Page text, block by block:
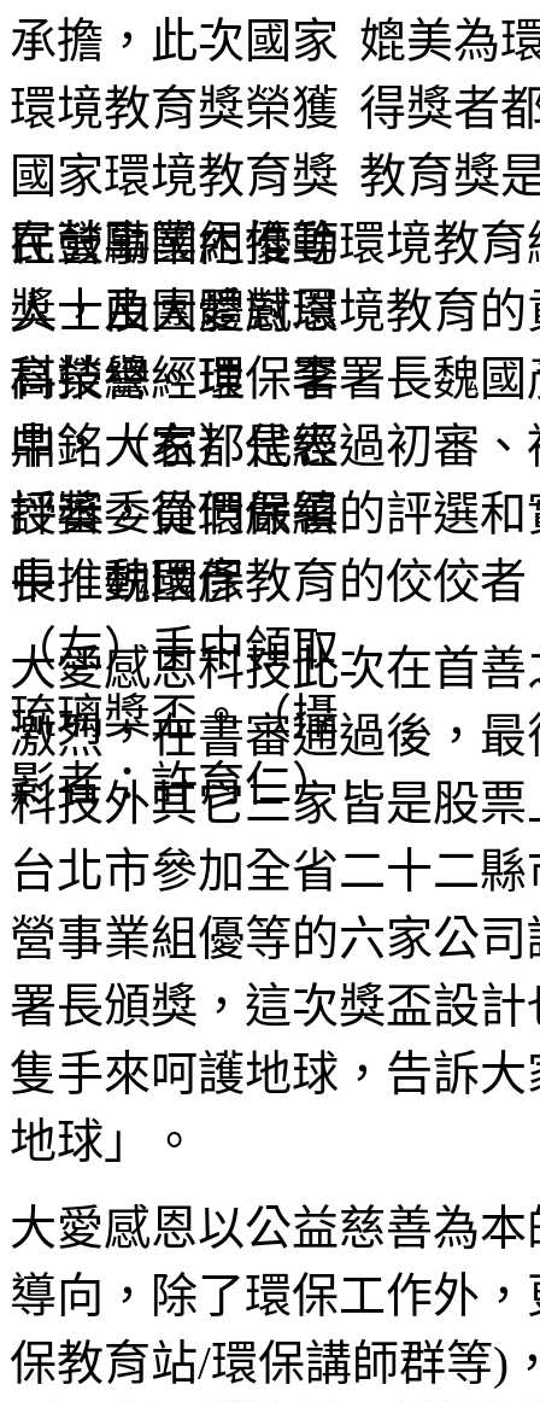
媲美為
得獎者
教育獎
在鼓勵國內推動環境教
人士及團體對環境教育
高榮譽。環保署署長魏
中，大家都是經過初審
評審委員們嚴縝的評選
中推動環保教育的佼佼者
大愛感恩科技此次在首
激烈，在書審通過後，
科技外其它三家皆是股
台北市參加全省二十二
營事業組優等的六家公
署長頒獎，這次獎盃設
隻手來呵護地球，告訴
地球」。
大愛感恩以公益慈善為
導向，除了環保工作外
保教育站/環保講師群等)